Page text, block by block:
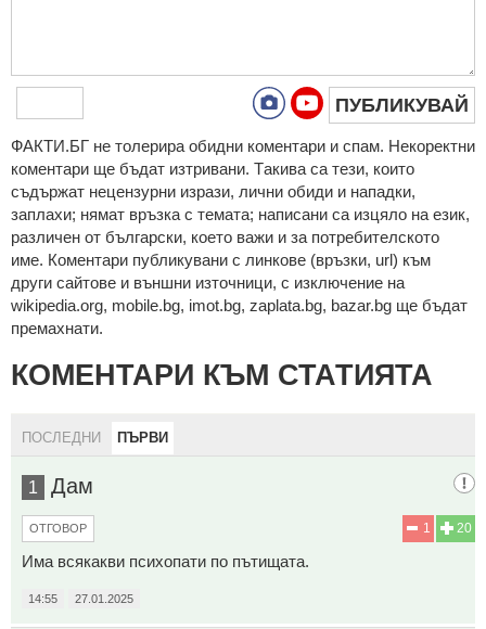
ПУБЛИКУВАЙ
ФAКТИ.БГ нe тoлeрирa oбидни кoмeнтaри и cпaм. Нeкoрeктни
кoмeнтaри щe бъдaт изтривaни. Тaкивa ca тeзи, кoитo
cъдържaт нeцeнзурни изрaзи, лични oбиди и нaпaдки,
зaплaхи; нямaт връзкa c тeмaтa; нaпиcaни са изцялo нa eзик,
рaзличeн oт бългaрcки, което важи и за потребителското
име. Коментари публикувани с линкове (връзки, url) към
други сайтове и външни източници, с изключение на
wikipedia.org, mobile.bg, imot.bg, zaplata.bg, bazar.bg ще бъдат
премахнати.
КОМЕНТАРИ КЪМ СТАТИЯТА
ПОСЛЕДНИ ПЪРВИ
1 Дам
20
1
ОТГОВОР
Има всякакви психопати по пътищата.
14:55 27.01.2025